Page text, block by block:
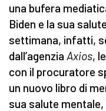
una bufera
Biden e la sua
settimana, infatti,
dall’agenzia Axios,
con il procuratore
un nuovo libro di
sua salute mentale,